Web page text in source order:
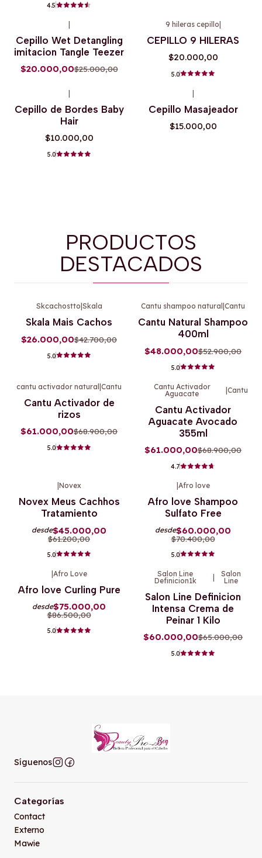
4.5
Agotado
Cepillo Wet Detangling
imitacion Tangle Teezer
$20.000,00$25.000,00
9 hileras cepillo
CEPILLO 9 HILERAS
$20.000,00
5.0
|
Cepillo de Bordes Baby
Hair
$10.000,00
5.0
|
Cepillo Masajeador
$15.000,00
PRODUCTOS
DESTACADOS
Skcachostto Skala
Skala Mais Cachos
$26.000,00$42.700,00
5.0
Cantu shampoo natural Cantu
Cantu Natural Shampoo
400ml
$48.000,00$52.900,00
5.0
cantu activador natural|Cantu
Cantu Activador de
rizos
$61.000,00$68.900,00
5.0
-11%OFF
Cantu Activador
Aguacate
|Cantu
Cantu Activador
Aguacate Avocado
355ml
$61.000,00$68.900,00
4.7
Novex
Novex Meus Cachhos
Tratamiento
desde$45.000,00
$61.200,00
5.0
Afro love
Afro love Shampoo
Sulfato Free
desde$60.000,00
$70.400,00
5.0
Afro Love
Afro love Curling Pure
desde$75.000,00
$86.500,00
5.0
-8%OFF
Salon Line
Definicion1k
Salon
Line
Salon Line Definicion
Intensa Crema de
Peinar 1 Kilo
$60.000,00$65.000,00
5.0
Síguenos
Categorías
Contact
Externo
Mawie